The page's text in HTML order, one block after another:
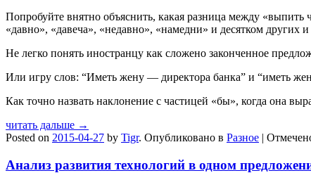
Попробуйте внятно объяснить, какая разница между
«давно», «давеча», «недавно», «намедни» и десятком
Не легко понять иностранцу как сложено законченное
Или игру слов: “Иметь жену — директора банка” и “иметь
Как точно назвать наклонение с частицей «бы», когда она
читать дальше →
Posted on 2015-04-27 by Tigr. Опубликовано в Разное |
Анализ развития технологий в одном